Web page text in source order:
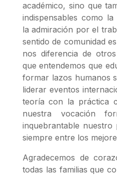
académico, sino que
indispensables como
la admiración por el
sentido de comunidad
nos diferencia de
que entendemos que
formar lazos humanos
liderar eventos
teoría con la práctica
nuestra vocación
inquebrantable
siempre entre los
Agradecemos de
todas las familias que